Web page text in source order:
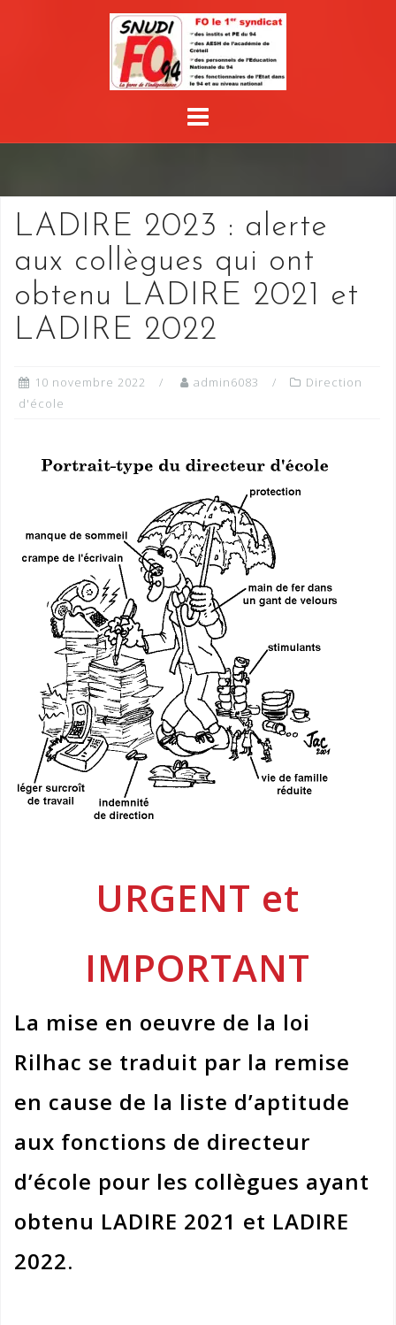
LADIRE 2023 : alerte
aux collègues qui ont
obtenu LADIRE 2021 et
LADIRE 2022
10 novembre 2022 admin6083
Direction
d'école
URGENT et
IMPORTANT
La mise en oeuvre de la loi
Rilhac se traduit par la remise
en cause de la liste d’aptitude
aux fonctions de directeur
d’école pour les collègues ayant
obtenu LADIRE 2021 et LADIRE
2022.